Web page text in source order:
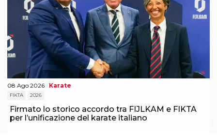
08 Ago 2026 Karate
FIKTA 2026
Firmato lo storico accordo tra FIJLKAM e FIKTA
per l’unificazione del karate italiano